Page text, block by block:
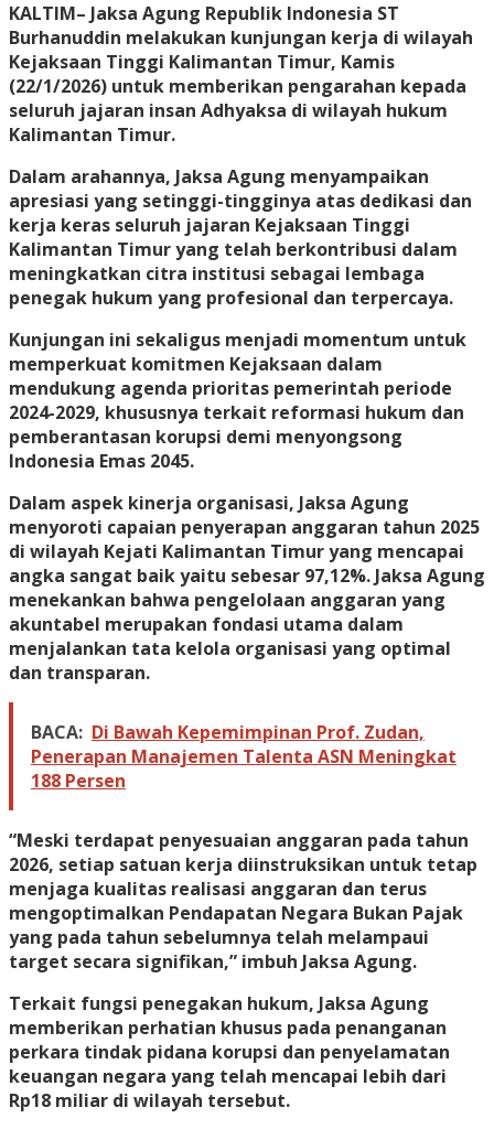
KALTIM– Jaksa Agung Republik Indonesia ST
Burhanuddin melakukan kunjungan kerja di wilayah
Kejaksaan Tinggi Kalimantan Timur, Kamis
(22/1/2026) untuk memberikan pengarahan kepada
seluruh jajaran insan Adhyaksa di wilayah hukum
Kalimantan Timur.
Dalam arahannya, Jaksa Agung menyampaikan
apresiasi yang setinggi-tingginya atas dedikasi dan
kerja keras seluruh jajaran Kejaksaan Tinggi
Kalimantan Timur yang telah berkontribusi dalam
meningkatkan citra institusi sebagai lembaga
penegak hukum yang profesional dan terpercaya.
Kunjungan ini sekaligus menjadi momentum untuk
memperkuat komitmen Kejaksaan dalam
mendukung agenda prioritas pemerintah periode
2024-2029, khususnya terkait reformasi hukum dan
pemberantasan korupsi demi menyongsong
Indonesia Emas 2045.
Dalam aspek kinerja organisasi, Jaksa Agung
menyoroti capaian penyerapan anggaran tahun 2025
di wilayah Kejati Kalimantan Timur yang mencapai
angka sangat baik yaitu sebesar 97,12%. Jaksa Agung
menekankan bahwa pengelolaan anggaran yang
akuntabel merupakan fondasi utama dalam
menjalankan tata kelola organisasi yang optimal
dan transparan.
BACA: Di Bawah Kepemimpinan Prof. Zudan,
Penerapan Manajemen Talenta ASN Meningkat
188 Persen
“Meski terdapat penyesuaian anggaran pada tahun
2026, setiap satuan kerja diinstruksikan untuk tetap
menjaga kualitas realisasi anggaran dan terus
mengoptimalkan Pendapatan Negara Bukan Pajak
yang pada tahun sebelumnya telah melampaui
target secara signifikan,” imbuh Jaksa Agung.
Terkait fungsi penegakan hukum, Jaksa Agung
memberikan perhatian khusus pada penanganan
perkara tindak pidana korupsi dan penyelamatan
keuangan negara yang telah mencapai lebih dari
Rp18 miliar di wilayah tersebut.